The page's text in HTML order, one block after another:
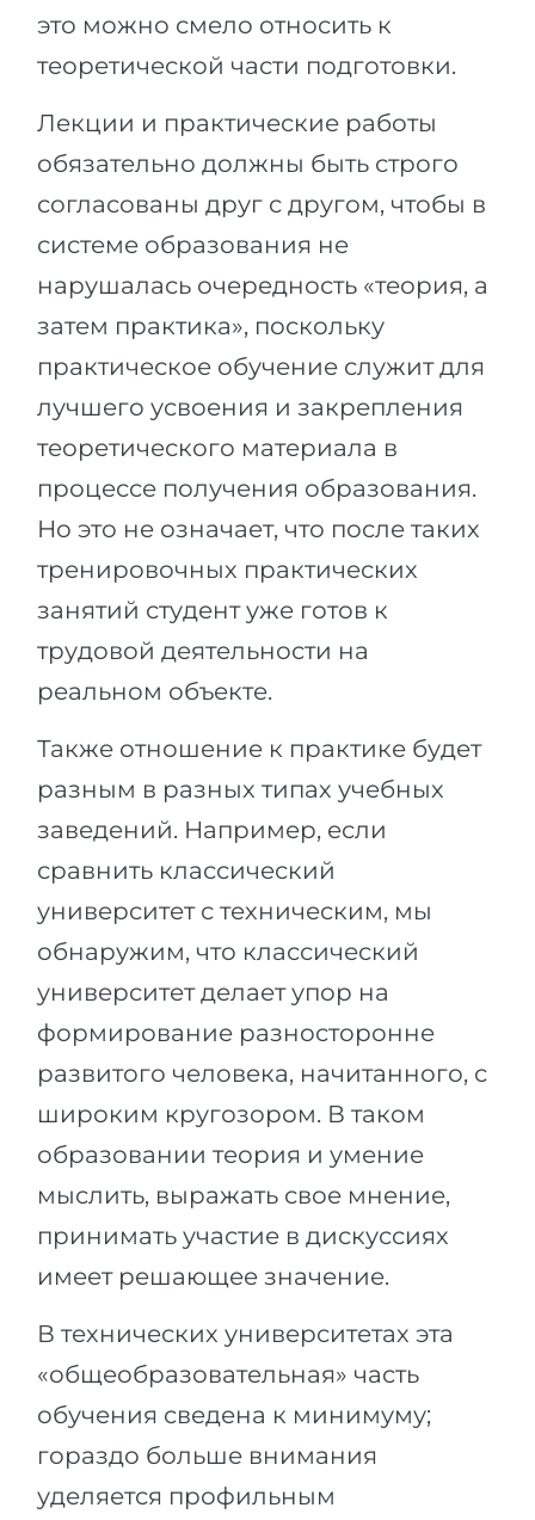
это можно смело относить к
теоретической части подготовки.
Лекции и практические работы
обязательно должны быть строго
согласованы друг с другом, чтобы в
системе образования не
нарушалась очередность «теория, а
затем практика», поскольку
практическое обучение служит для
лучшего усвоения и закрепления
теоретического материала в
процессе получения образования.
Но это не означает, что после таких
тренировочных практических
занятий студент уже готов к
трудовой деятельности на
реальном объекте.
Также отношение к практике будет
разным в разных типах учебных
заведений. Например, если
сравнить классический
университет с техническим, мы
обнаружим, что классический
университет делает упор на
формирование разносторонне
развитого человека, начитанного, с
широким кругозором. В таком
образовании теория и умение
мыслить, выражать свое мнение,
принимать участие в дискуссиях
имеет решающее значение.
В технических университетах эта
«общеобразовательная» часть
обучения сведена к минимуму;
гораздо больше внимания
уделяется профильным